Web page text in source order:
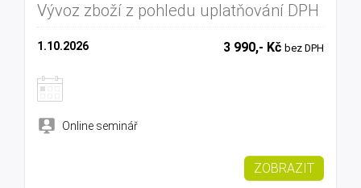
Vývoz zboží z pohledu uplatňování DPH
3 990,- Kč bez DPH
1.10.2026
Online seminář
ZOBRAZIT